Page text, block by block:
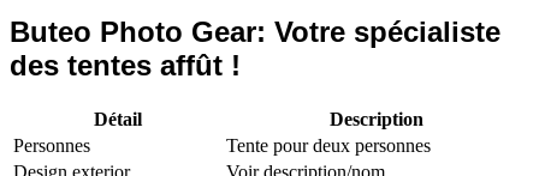
Buteo Photo Gear: Votre spécialiste
des tentes affût !
Détail
Description
Personnes
Tente pour deux personnes